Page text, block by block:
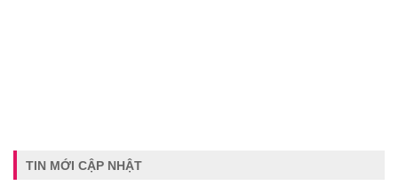
TIN MỚI CẬP NHẬT